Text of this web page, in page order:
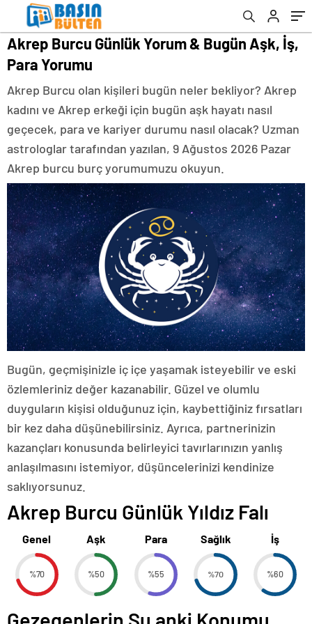
Akrep Burcu Günlük Yorum & Bugün Aşk, İş,
Para Yorumu
Akrep Burcu olan kişileri bugün neler bekliyor? Akrep
kadını ve Akrep erkeği için bugün aşk hayatı nasıl
geçecek, para ve kariyer durumu nasıl olacak? Uzman
astrologlar tarafından yazılan, 9 Ağustos 2026 Pazar
Akrep burcu burç yorumumuzu okuyun.
Bugün, geçmişinizle iç içe yaşamak isteyebilir ve eski
özlemleriniz değer kazanabilir. Güzel ve olumlu
duyguların kişisi olduğunuz için, kaybettiğiniz fırsatları
bir kez daha düşünebilirsiniz. Ayrıca, partnerinizin
kazançları konusunda belirleyici tavırlarınızın yanlış
anlaşılmasını istemiyor, düşüncelerinizi kendinize
saklıyorsunuz.
Akrep Burcu Günlük Yıldız Falı
Genel
%70
Aşk
%50
Para
%55
Sağlık
%70
İş
%60